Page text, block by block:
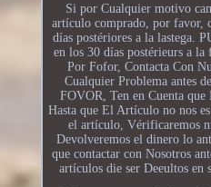
Si por Cualquier motivo
artículo comprado, por favor,
días postériores a la lastega.
en los 30 días postérieurs a la
Por Fofor, Contacta Con
Cualquier Problema antes
FOVOR, Ten en Cuenta que
Hasta que El Artículo no nos
el artículo, Vérificaremos
Devolveremos el dinero lo
que contactar con Nosotros
artículos die ser Deeultos en